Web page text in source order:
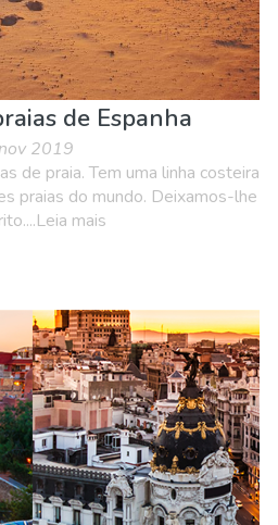
de Espanha
2019
de praia. Tem uma linha costeira
praias do mundo. Deixamos-lhe
mais